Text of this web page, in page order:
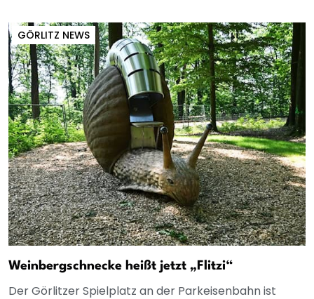
GÖRLITZ NEWS
Weinbergschnecke heißt jetzt „Flitzi“
Der Görlitzer Spielplatz an der Parkeisenbahn ist